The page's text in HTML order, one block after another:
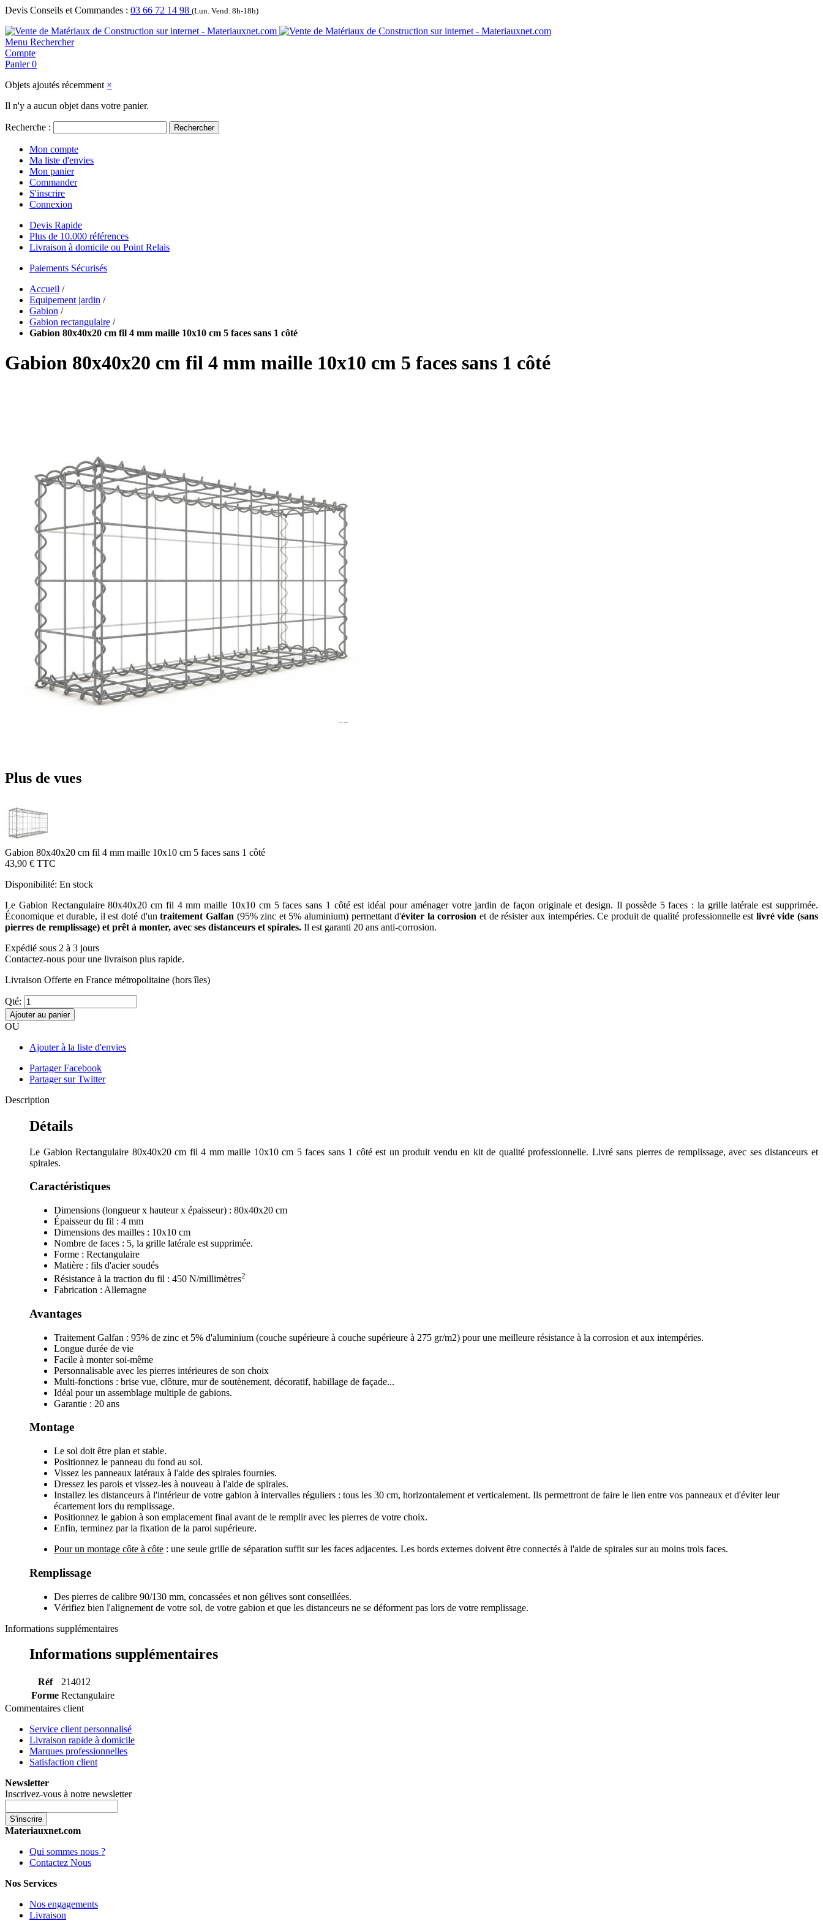
Devis Conseils et Commandes : 03 66 72 14 98 (Lun. Vend. 8h-18h)
Menu Rechercher
Compte
Panier 0
Objets ajoutés récemment ×
Il n'y a aucun objet dans votre panier.
Recherche : Rechercher
Mon compte
Ma liste d'envies
Mon panier
Commander
S'inscrire
Connexion
Devis Rapide
Plus de 10.000 références
Livraison à domicile ou Point Relais
Paiements Sécurisés
Accueil /
Equipement jardin /
Gabion /
Gabion rectangulaire /
Gabion 80x40x20 cm fil 4 mm maille 10x10 cm 5 faces sans 1 côté
Gabion 80x40x20 cm fil 4 mm maille 10x10 cm 5 faces sans 1 côté
Plus de vues
Gabion 80x40x20 cm fil 4 mm maille 10x10 cm 5 faces sans 1 côté
43,90 € TTC
Disponibilité: En stock
Le Gabion Rectangulaire 80x40x20 cm fil 4 mm maille 10x10 cm 5 faces sans 1 côté est idéal pour aménager votre jardin de façon originale et design. Il possède 5 faces : la grille latérale est supprimée.
Économique et durable, il est doté d'untraitement Galfan (95% zinc et 5% aluminium) permettant d'éviter la corrosion et de résister aux intempéries. Ce produit de qualité professionnelle est livré vide (sans
pierres de remplissage) et prêt à monter, avec ses distanceurs et spirales. Il est garanti 20 ans anti-corrosion.
Expédié sous 2 à 3 jours
Contactez-nous pour une livraison plus rapide.
Livraison Offerte en France métropolitaine (hors îles)
Qté:
Ajouter au panier
OU
Ajouter à la liste d'envies
Partager Facebook
Partager sur Twitter
Description
Détails
Le Gabion Rectangulaire 80x40x20 cm fil 4 mm maille 10x10 cm 5 faces sans 1 côté est un produit vendu en kit de qualité professionnelle. Livré sans pierres de remplissage, avec ses distanceurs et
spirales.
Caractéristiques
Dimensions (longueur x hauteur x épaisseur) : 80x40x20 cm
Épaisseur du fil : 4 mm
Dimensions des mailles : 10x10 cm
Nombre de faces : 5, la grille latérale est supprimée.
Forme : Rectangulaire
Matière : fils d'acier soudés
Résistance à la traction du fil : 450 N/millimètres2
Fabrication : Allemagne
Avantages
Traitement Galfan : 95% de zinc et 5% d'aluminium (couche supérieure à couche supérieure à 275 gr/m2) pour une meilleure résistance à la corrosion et aux intempéries.
Longue durée de vie
Facile à monter soi-même
Personnalisable avec les pierres intérieures de son choix
Multi-fonctions : brise vue, clôture, mur de soutènement, décoratif, habillage de façade...
Idéal pour un assemblage multiple de gabions.
Garantie : 20 ans
Montage
Le sol doit être plan et stable.
Positionnez le panneau du fond au sol.
Vissez les panneaux latéraux à l'aide des spirales fournies.
Dressez les parois et vissez-les à nouveau à l'aide de spirales.
Installez les distanceurs à l'intérieur de votre gabion à intervalles réguliers : tous les 30 cm, horizontalement et verticalement. Ils permettront de faire le lien entre vos panneaux et d'éviter leur
écartement lors du remplissage.
Positionnez le gabion à son emplacement final avant de le remplir avec les pierres de votre choix.
Enfin, terminez par la fixation de la paroi supérieure.
Pour un montage côte à côte : une seule grille de séparation suffit sur les faces adjacentes. Les bords externes doivent être connectés à l'aide de spirales sur au moins trois faces.
Remplissage
Des pierres de calibre 90/130 mm, concassées et non gélives sont conseillées.
Vérifiez bien l'alignement de votre sol, de votre gabion et que les distanceurs ne se déforment pas lors de votre remplissage.
Informations supplémentaires
Informations supplémentaires
Réf
214012
Forme Rectangulaire
Commentaires client
Service client personnalisé
Livraison rapide à domicile
Marques professionnelles
Satisfaction client
Newsletter
Inscrivez-vous à notre newsletter
S'inscrire
Materiauxnet.com
Qui sommes nous ?
Contactez Nous
Nos Services
Nos engagements
Livraison